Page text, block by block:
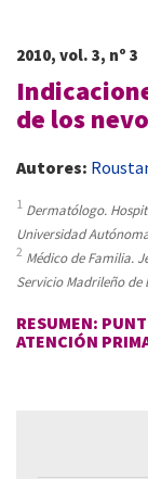
2010, vol. 3, nº 3
de los
Autores:
1 Dermatólogo.
Universidad
2 Médico de Familia.
Servicio Madrileño de
RESUMEN:
ATENCIÓN